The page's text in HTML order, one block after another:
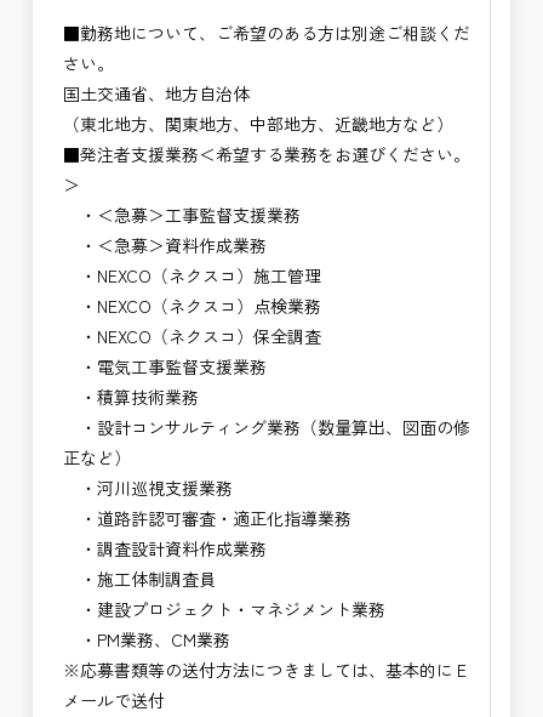
■勤務地について、ご希望のある方は別途ご相談くだ
さい。
国土交通省、地方自治体
（東北地方、関東地方、中部地方、近畿地方など）
■発注者支援業務＜希望する業務をお選びください。
＞
・＜急募＞工事監督支援業務
・＜急募＞資料作成業務
・NEXCO（ネクスコ）施工管理
・NEXCO（ネクスコ）点検業務
・NEXCO（ネクスコ）保全調査
・電気工事監督支援業務
・積算技術業務
・設計コンサルティング業務（数量算出、図面の修
正など）
・河川巡視支援業務
・道路許認可審査・適正化指導業務
・調査設計資料作成業務
・施工体制調査員
・建設プロジェクト・マネジメント業務
・PM業務、CM業務
※応募書類等の送付方法につきましては、基本的にＥ
メールで送付